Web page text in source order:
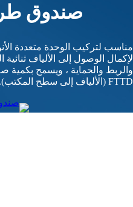
صندوق
مناسب لتركيب الوحدة متعددة
لإكمال الوصول إلى الألياف ثنائية
والربط والحماية ، ويسمح بكمية
FTTD (الألياف إلى سطح المكتب).